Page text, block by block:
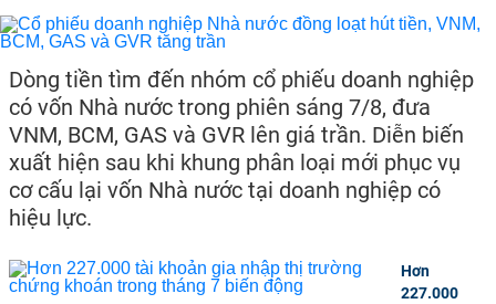
Dòng tiền tìm đến nhóm cổ phiếu doanh nghiệp
có vốn Nhà nước trong phiên sáng 7/8, đưa
VNM, BCM, GAS và GVR lên giá trần. Diễn biến
xuất hiện sau khi khung phân loại mới phục vụ
cơ cấu lại vốn Nhà nước tại doanh nghiệp có
hiệu lực.
Hơn
227.000